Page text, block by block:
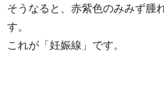
そうなると、赤紫色のみみず腫
す。
これが「妊娠線」です。